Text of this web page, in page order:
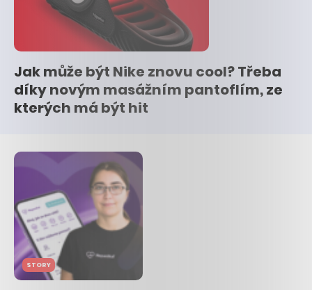
Jak může být Nike znovu cool? Třeba
díky novým masážním pantoflím, ze
kterých má být hit
STORY